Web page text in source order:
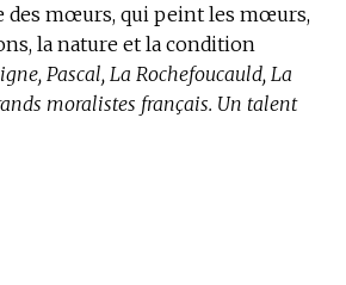
des mœurs, qui peint les mœurs,
la nature et la condition
Pascal, La Rochefoucauld, La
moralistes français. Un talent